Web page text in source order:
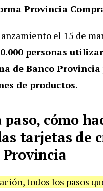
Provincia
el 15 de
personas
de Banco Provincia
de productos.
paso, cómo
tarjetas de
Provincia
todos los pasos